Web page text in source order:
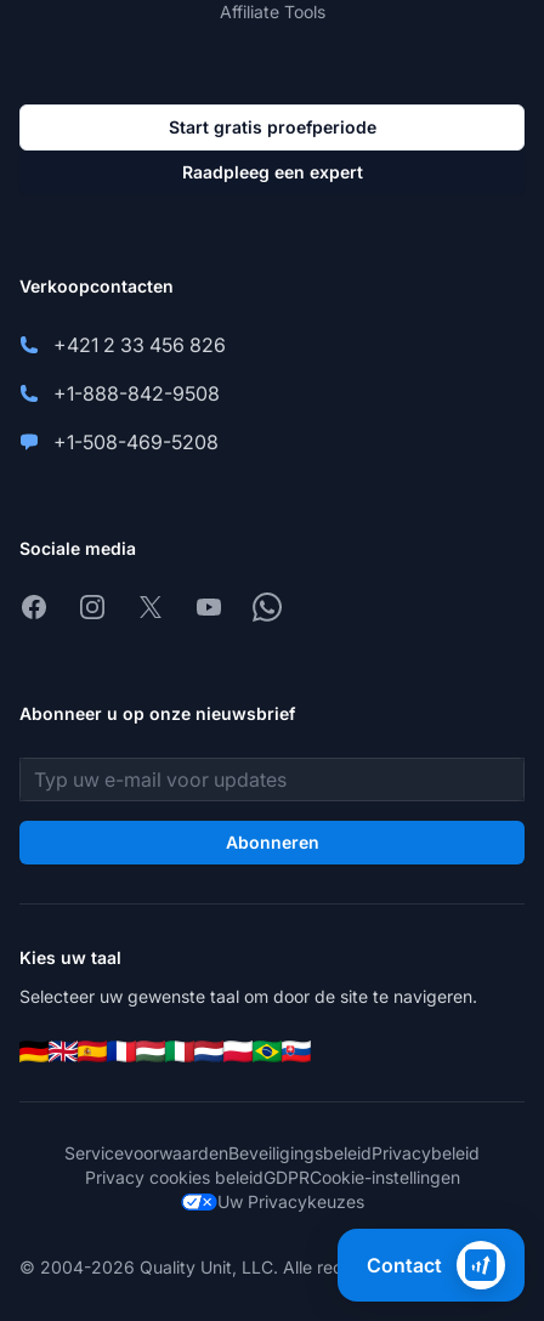
Affiliate Tools
Start gratis proefperiode
Raadpleeg een expert
Verkoopcontacten
+421 2 33 456 826
+1-888-842-9508
+1-508-469-5208
Sociale media
FacebookInstagram
X YoutubeWhatsapp
Abonneer u op onze nieuwsbrief
E-mailadres
Abonneren
Kies uw taal
Selecteer uw gewenste taal om door de site te navigeren.
ServicevoorwaardenBeveiligingsbeleidPrivacybeleid
Privacy cookies beleidGDPRCookie-instellingen
Uw Privacykeuzes
© 2004-2026 Quality Unit, LLC. Alle rechten voorbehouden.
Contact